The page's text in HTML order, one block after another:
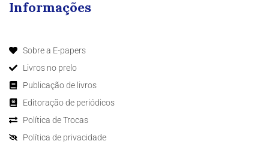
Informações
Sobre a E-papers
Livros no prelo
Publicação de livros
Editoração de periódicos
Política de Trocas
Política de privacidade